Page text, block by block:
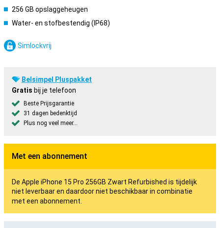
256 GB opslaggeheugen
Water- en stofbestendig (IP68)
Simlockvrij
Belsimpel Pluspakket
Gratis bij je telefoon
Beste Prijsgarantie
31 dagen bedenktijd
Plus nog veel meer...
Met een abonnement
De Apple iPhone 15 Pro 256GB Zwart Refurbished is tijdelijk
niet leverbaar en daardoor niet beschikbaar in combinatie
met een abonnement.